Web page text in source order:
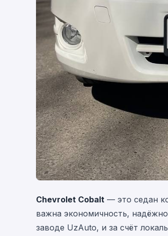
Chevrolet Cobalt — это седан
важна экономичность,
заводе UzAuto, и за счёт